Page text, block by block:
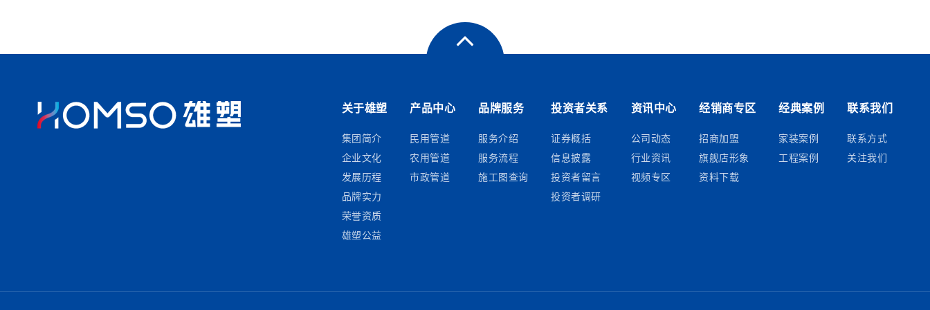
关于雄塑
集团简介
企业文化
发展历程
品牌实力
荣誉资质
雄塑公益
产品中心
民用管道
农用管道
市政管道
品牌服务
服务介绍
服务流程
施工图查询
投资者关系
证券概括
信息披露
投资者留言
投资者调研
资讯中心
公司动态
行业资讯
视频专区
经销商专区
招商加盟
旗舰店形象
资料下载
经典案例
家装案例
工程案例
联系我们
联系方式
关注我们